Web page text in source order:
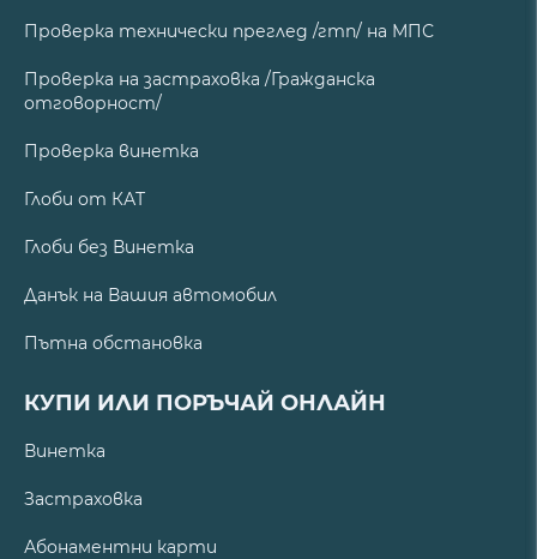
Проверка технически преглед /гтп/ на МПС
Проверка на застраховка /Гражданска
отговорност/
Проверка винетка
Глоби от КАТ
Глоби без Винетка
Данък на Вашия автомобил
Пътна обстановка
КУПИ ИЛИ ПОРЪЧАЙ ОНЛАЙН
Винетка
Застраховка
Абонаментни карти